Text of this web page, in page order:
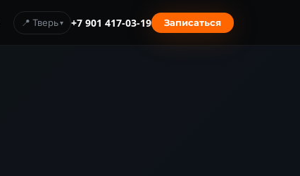
📍 Тверь +7 901 417-03-19 Записаться